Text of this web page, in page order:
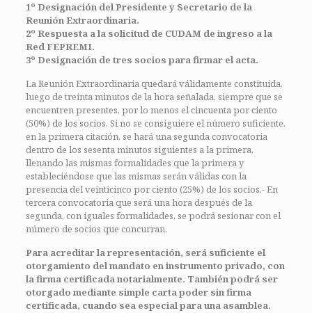
1º Designación del Presidente y Secretario de la
Reunión Extraordinaria.
2º Respuesta a la solicitud de CUDAM de ingreso a la
Red FEPREMI.
3º Designación de tres socios para firmar el acta.
La Reunión Extraordinaria quedará válidamente constituida,
luego de treinta minutos de la hora señalada, siempre que se
encuentren presentes, por lo menos el cincuenta por ciento
(50%) de los socios. Si no se consiguiere el número suficiente,
en la primera citación, se hará una segunda convocatoria
dentro de los sesenta minutos siguientes a la primera,
llenando las mismas formalidades que la primera y
estableciéndose que las mismas serán válidas con la
presencia del veinticinco por ciento (25%) de los socios.- En
tercera convocatoria que será una hora después de la
segunda, con iguales formalidades, se podrá sesionar con el
número de socios que concurran.
Para acreditar la representación, será suficiente el
otorgamiento del mandato eninstrumento privado, con
la firma certificada notarialmente. También podrá ser
otorgado mediante simple carta poder sin firma
certificada, cuando sea especialpara una asamblea.